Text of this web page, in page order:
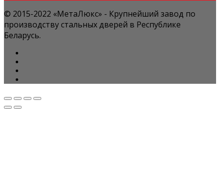
© 2015-2022 «МетаЛюкс» - Крупнейший завод по
производству стальных дверей в Республике
Беларусь.